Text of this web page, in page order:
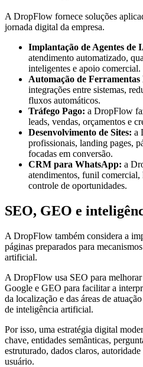
A DropFlow fornece soluções
jornada digital da empresa.
Implantação de Agentes de
atendimento automatizado,
inteligentes e apoio comercial.
Automação de Ferramentas
integrações entre sistemas,
fluxos automáticos.
Tráfego Pago: a DropFlow
leads, vendas, orçamentos e
Desenvolvimento de Sites: a
profissionais, landing pages,
focadas em conversão.
CRM para WhatsApp: a
atendimentos, funil comercial,
controle de oportunidades.
SEO, GEO e
A DropFlow também considera a
páginas preparados para
artificial.
A DropFlow usa SEO para melhorar
Google e GEO para facilitar a
da localização e das áreas de
de inteligência artificial.
Por isso, uma estratégia digital
chave, entidades semânticas,
estruturado, dados claros,
usuário.